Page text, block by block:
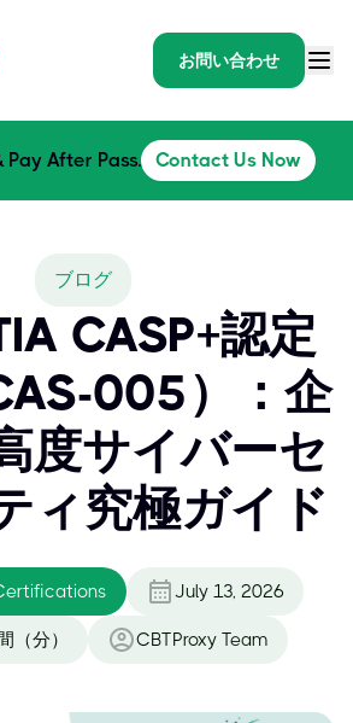
お問い合わせ
Pay After Pass. Contact Us Now
ブログ
CASP+認定
005）：企
度サイバーセ
ィ究極ガイド
July 13, 2026
（分） CBTProxy Team